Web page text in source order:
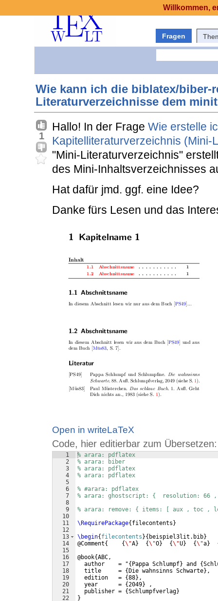
Fragen
Wie kann ich die biblatex/biber-
Literaturverzeichnisse dem
1
Hallo! In der Frage Wie erstelle
Kapitelliteraturverzeichnis (Mini-
"Mini-Literaturverzeichnis"
des Mini-Inhaltsverzeichnisses
Hat dafür jmd. ggf. eine Idee?
Danke fürs Lesen und das
Open in writeLaTeX
Code, hier editierbar zum Übersetzen:
1
2
3
4
5
6
7
8
9
10
11
12
13
14
15
16
17
18
19
20
21
22
% arara: pdflatex
% arara: biber
% arara: pdflatex
% arara: pdflatex
% #arara: pdflatex
% arara: ghostscript: {  resolution: 66 ,
% arara: remove: { items: [ aux ,
\RequirePackage{ filecontents }
\begin{ filecontents }{ beispiel3lit.bib}
@Comment{ {\"A} {\"O} {\"U} {\"a}
@book{ABC,
  author    = "
{ Pappa Schlumpf} and {
  title     =
{ Die wahnsinns Schwarte} ,
  edition   =
{88} ,
  year      =
{2049} ,
  publisher =
{Schlumpfverlag}
}
Willkommen,